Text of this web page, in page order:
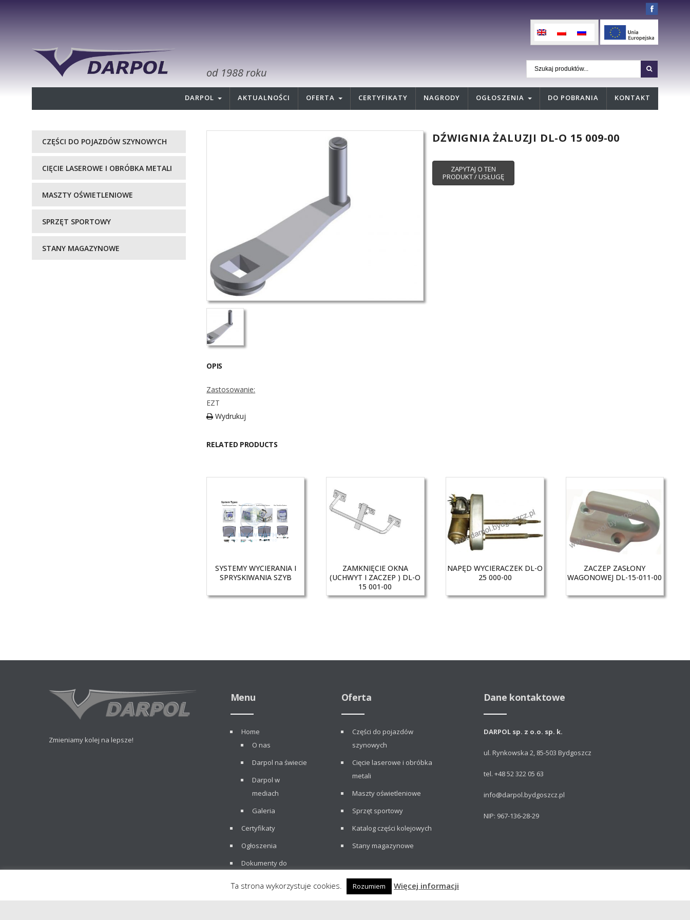
od 1988 roku
DARPOL AKTUALNOŚCI OFERTA CERTYFIKATY NAGRODY OGŁOSZENIA DO POBRANIA KONTAKT
DŹWIGNIA ŻALUZJI DL-O 15 009-00
OPIS
Zastosowanie:
EZT
Wydrukuj
RELATED PRODUCTS
SYSTEMY WYCIERANIA I
SPRYSKIWANIA SZYB
ZAMKNIĘCIE OKNA
(UCHWYT I ZACZEP ) DL-O
15 001-00
NAPĘD WYCIERACZEK DL-O
25 000-00
ZACZEP ZASŁONY
WAGONOWEJ DL-15-011-00
CZĘŚCI DO POJAZDÓW SZYNOWYCH
CIĘCIE LASEROWE I OBRÓBKA METALI
MASZTY OŚWIETLENIOWE
SPRZĘT SPORTOWY
STANY MAGAZYNOWE
Zmieniamy kolej na lepsze!
Menu
Home
O nas
Darpol na świecie
Darpol w
mediach
Galeria
Certyfikaty
Ogłoszenia
Dokumenty do
Oferta
Części do pojazdów
szynowych
Cięcie laserowe i obróbka
metali
Maszty oświetleniowe
Sprzęt sportowy
Katalog części kolejowych
Stany magazynowe
Dane kontaktowe
DARPOL sp. z o.o. sp. k.
ul. Rynkowska 2, 85-503 Bydgoszcz
tel. +48 52 322 05 63
info@darpol.bydgoszcz.pl
NIP: 967-136-28-29
Ta strona wykorzystuje cookies. Rozumiem Więcej informacji